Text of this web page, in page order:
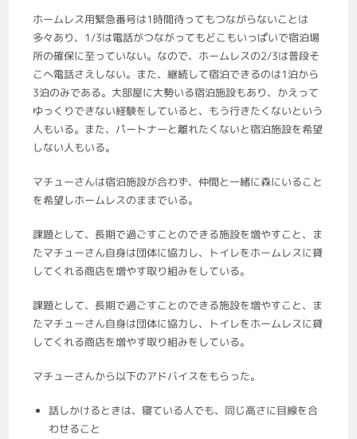
ホームレス用緊急番号は1時間待ってもつながらないことは
多々あり、1/3は電話がつながってもどこもいっぱいで宿泊場
所の確保に至っていない。なので、ホームレスの2/3は普段そ
こへ電話さえしない。また、継続して宿泊できるのは1泊から
3泊のみである。大部屋に大勢いる宿泊施設もあり、かえって
ゆっくりできない経験をしていると、もう行きたくないという
人もいる。また、パートナーと離れたくないと宿泊施設を希望
しない人もいる。
マチューさんは宿泊施設が合わず、仲間と一緒に森にいること
を希望しホームレスのままでいる。
課題として、長期で過ごすことのできる施設を増やすこと、ま
たマチューさん自身は団体に協力し、トイレをホームレスに貸
してくれる商店を増やす取り組みをしている。
課題として、長期で過ごすことのできる施設を増やすこと、ま
たマチューさん自身は団体に協力し、トイレをホームレスに貸
してくれる商店を増やす取り組みをしている。
マチューさんから以下のアドバイスをもらった。
話しかけるときは、寝ている人でも、同じ高さに目線を合
わせること